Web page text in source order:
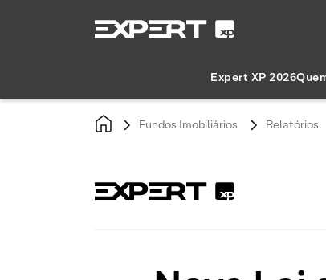
Expert XP 2026
Fundos Imobiliários Relatórios